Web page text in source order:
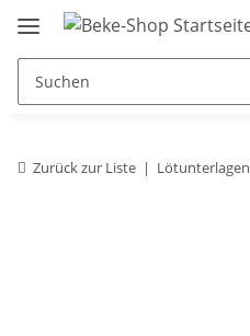
Zurück zur Liste Lötunterlagen